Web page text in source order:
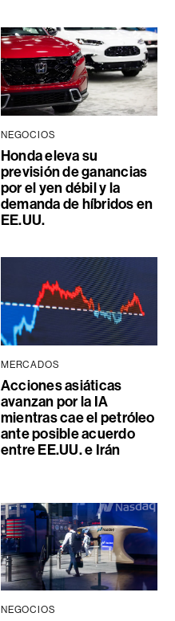
NEGOCIOS
Honda eleva su
previsión de ganancias
por el yen débil y la
demanda de híbridos en
EE.UU.
MERCADOS
Acciones asiáticas
avanzan por la IA
mientras cae el petróleo
ante posible acuerdo
entre EE.UU. e Irán
NEGOCIOS